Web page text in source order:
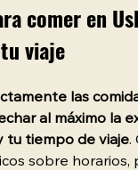
comer en
viaje
las
al máximo la
tu tiempo de viaje.
sobre horarios,